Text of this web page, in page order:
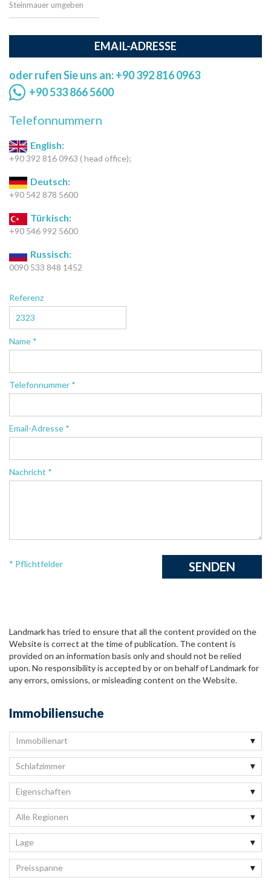
Steinmauer umgeben
EMAIL-ADRESSE
oder rufen Sie uns an: +90 392 816 0963
+90 533 866 5600
Telefonnummern
English:
+90 392 816 0963 ( head office);
Deutsch:
+90 542 878 5600
Türkisch:
+90 546 992 5600
Russisch:
0090 533 848 1452
Referenz
Name *
Telefonnummer *
Email-Adresse *
Nachricht *
* Pflichtfelder
Landmark has tried to ensure that all the content provided on the
Website is correct at the time of publication. The content is
provided on an information basis only and should not be relied
upon. No responsibility is accepted by or on behalf of Landmark for
any errors, omissions, or misleading content on the Website.
Immobiliensuche
Immobilienart
Schlafzimmer
Eigenschaften
Alle Regionen
Lage
Preisspanne